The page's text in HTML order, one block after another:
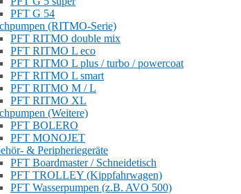
PFT G 54
(RITMO-Serie)
PFT RITMO double mix
PFT RITMO L eco
PFT RITMO L plus / turbo / powercoat
PFT RITMO L smart
PFT RITMO M / L
PFT RITMO XL
(Weitere)
PFT BOLERO
PFT MONOJET
& Peripheriegeräte
PFT Boardmaster / Schneidetisch
PFT TROLLEY (Kippfahrwagen)
PFT Wasserpumpen (z.B. AVO 500)